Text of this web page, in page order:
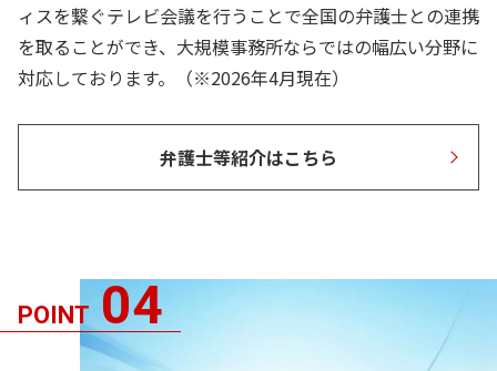
ィスを繋ぐテレビ会議を行うことで全国の弁護士との連携
を取ることができ、大規模事務所ならではの幅広い分野に
対応しております。（※2026年4月現在）
弁護士等紹介はこちら
POINT 04